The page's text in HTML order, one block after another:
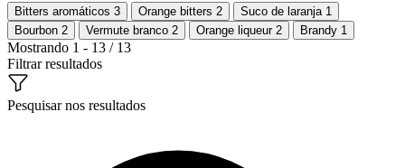
Bitters aromáticos 3 Orange bitters 2 Suco de laranja 1
Bourbon 2 Vermute branco 2 Orange liqueur 2 Brandy 1
Mostrando 1 - 13 / 13
Filtrar resultados
Pesquisar nos resultados